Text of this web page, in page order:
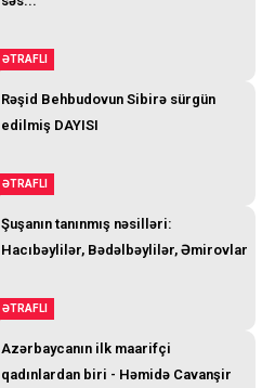
ƏTRAFLI
Rəşid Behbudovun Sibirə sürgün
edilmiş DAYISI
ƏTRAFLI
Şuşanın tanınmış nəsilləri:
Hacıbəylilər, Bədəlbəylilər, Əmirovlar
ƏTRAFLI
Azərbaycanın ilk maarifçi
qadınlardan biri - Həmidə Cavanşir